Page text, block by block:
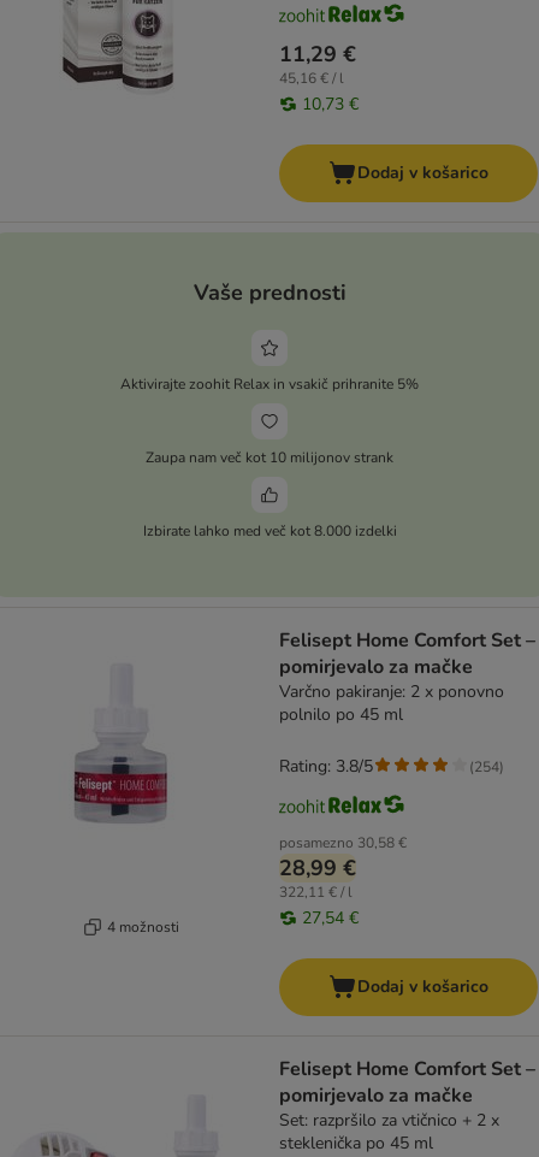
11,29 €
45,16 € / l
10,73 €
Dodaj v košarico
Vaše prednosti
Aktivirajte zoohit Relax in vsakič prihranite 5%
Zaupa nam več kot 10 milijonov strank
Izbirate lahko med več kot 8.000 izdelki
4 možnosti
Felisept Home Comfort Set –
pomirjevalo za mačke
Varčno pakiranje: 2 x ponovno
polnilo po 45 ml
posamezno 30,58 €
28,99 €
322,11 € / l
27,54 €
Rating: 3.8/5 (254)
Dodaj v košarico
Felisept Home Comfort Set –
pomirjevalo za mačke
Set: razpršilo za vtičnico + 2 x
steklenička po 45 ml